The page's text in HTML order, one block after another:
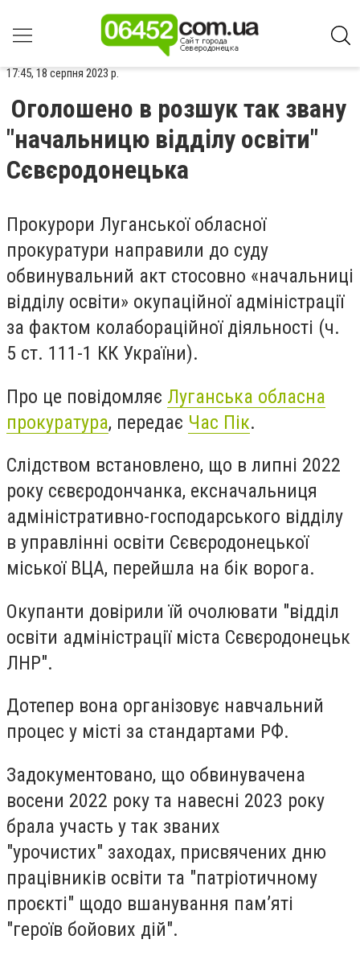
17:45, 18 серпня 2023 р.
Оголошено в розшук так звану
"начальницю відділу освіти"
Сєвєродонецька
Прокурори Луганської обласної
прокуратури направили до суду
обвинувальний акт стосовно «начальниці
відділу освіти» окупаційної адміністрації
за фактом колабораційної діяльності (ч.
5 ст. 111-1 КК України).
Про це повідомляє Луганська обласна
прокуратура, передає Час Пік.
Слідством встановлено, що в липні 2022
року сєвєродончанка, ексначальниця
адміністративно-господарського відділу
в управлінні освіти Сєвєродонецької
міської ВЦА, перейшла на бік ворога.
Окупанти довірили їй очолювати "відділ
освіти адміністрації міста Сєвєродонецьк
ЛНР".
Дотепер вона організовує навчальний
процес у місті за стандартами РФ.
Задокументовано, що обвинувачена
восени 2022 року та навесні 2023 року
брала участь у так званих
"урочистих" заходах, присвячених дню
працівників освіти та "патріотичному
проєкті" щодо вшанування пам’яті
"героїв бойових дій".